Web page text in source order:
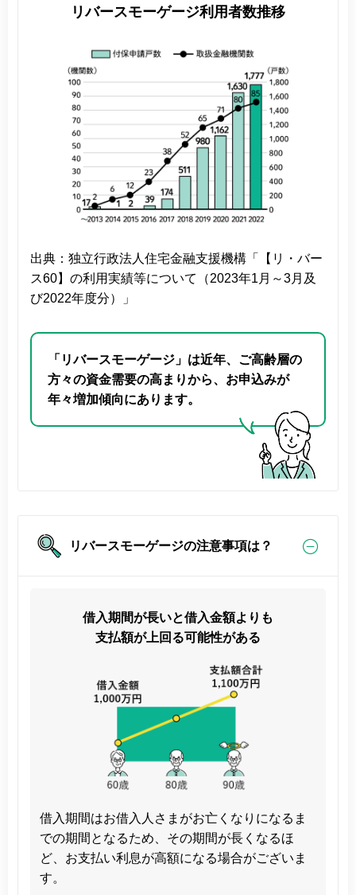
リバースモーゲージ利用者数推移
出典：独立行政法人住宅金融支援機構「【リ・バー
ス60】の利用実績等について（2023年1月～3月及
び2022年度分）」
「リバースモーゲージ」は近年、ご高齢層の
方々の資金需要の高まりから、お申込みが
年々増加傾向にあります。
リバースモーゲージの注意事項は？
借入期間が長いと借入金額よりも
支払額が上回る可能性がある
借入期間はお借入人さまがお亡くなりになるま
での期間となるため、その期間が長くなるほ
ど、お支払い利息が高額になる場合がございま
す。